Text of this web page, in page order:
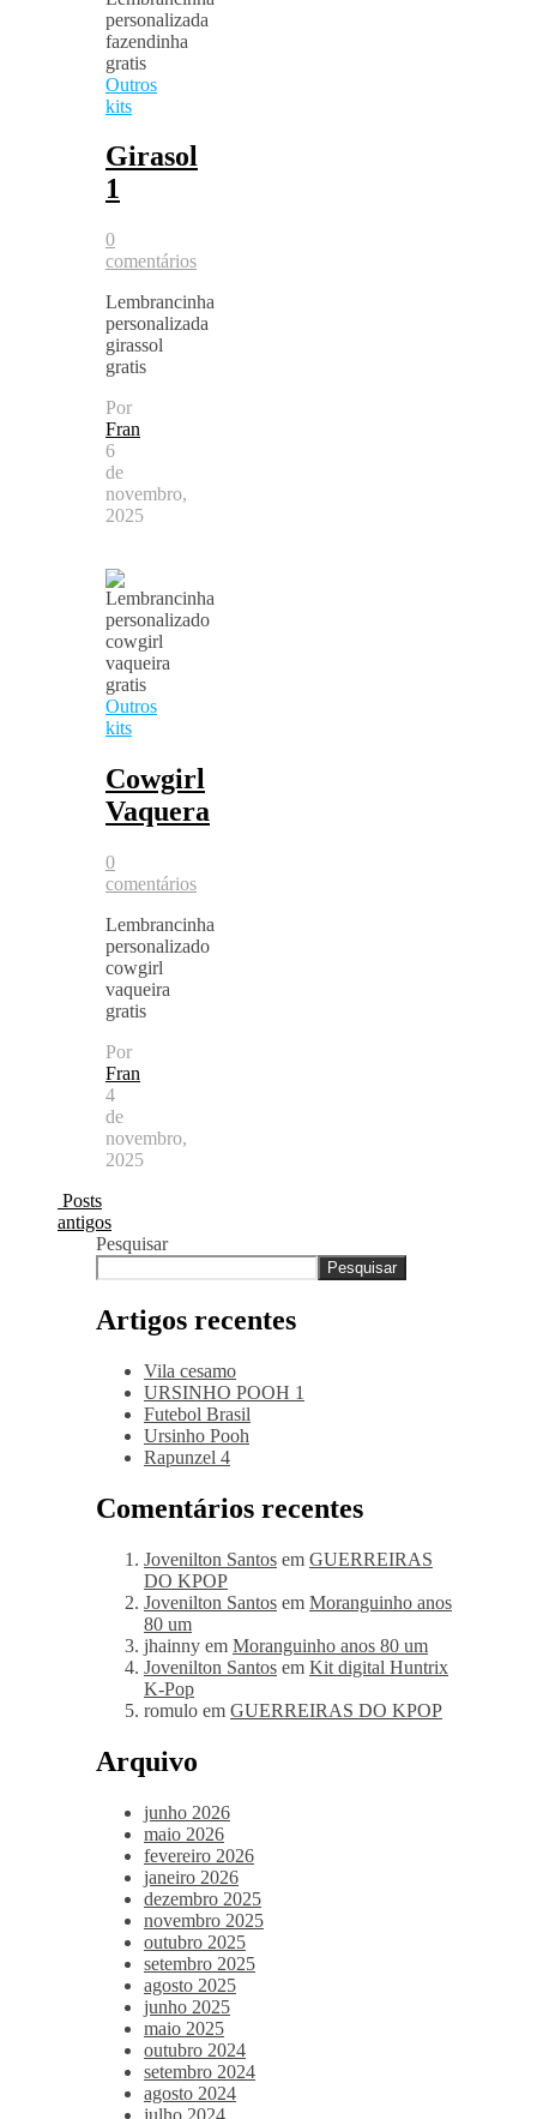
Outros
kits
Girasol
1
0
comentários
Lembrancinha
personalizada
girassol
gratis
Por
Fran
6
de
novembro,
2025
Outros
kits
Cowgirl
Vaquera
0
comentários
Lembrancinha
personalizado
cowgirl
vaqueira
gratis
Por
Fran
4
de
novembro,
2025
Posts
antigos
Pesquisar
Pesquisar
Artigos recentes
Vila cesamo
URSINHO POOH 1
Futebol Brasil
Ursinho Pooh
Rapunzel 4
Comentários recentes
Jovenilton Santos em GUERREIRAS
DO KPOP
Jovenilton Santos em Moranguinho anos
80 um
jhainny em Moranguinho anos 80 um
Jovenilton Santos em Kit digital Huntrix
K-Pop
romulo em GUERREIRAS DO KPOP
Arquivo
junho 2026
maio 2026
fevereiro 2026
janeiro 2026
dezembro 2025
novembro 2025
outubro 2025
setembro 2025
agosto 2025
junho 2025
maio 2025
outubro 2024
setembro 2024
agosto 2024
julho 2024